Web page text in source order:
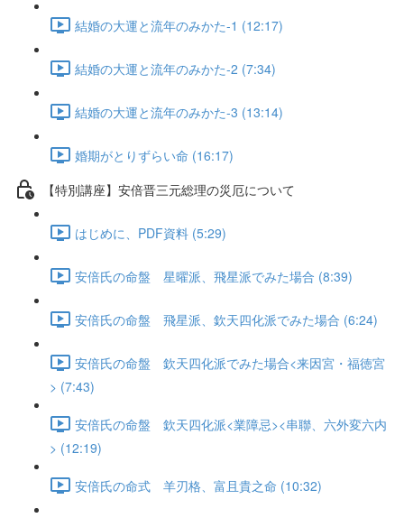
結婚の大運と流年のみかた-1 (12:17)
結婚の大運と流年のみかた-2 (7:34)
結婚の大運と流年のみかた-3 (13:14)
婚期がとりずらい命 (16:17)
【特別講座】安倍晋三元総理の災厄について
はじめに、PDF資料 (5:29)
安倍氏の命盤 星曜派、飛星派でみた場合 (8:39)
安倍氏の命盤 飛星派、欽天四化派でみた場合 (6:24)
安倍氏の命盤 欽天四化派でみた場合<来因宮・福徳宮
> (7:43)
安倍氏の命盤 欽天四化派<業障忌><串聯、六外変六内
> (12:19)
安倍氏の命式 羊刃格、富且貴之命 (10:32)